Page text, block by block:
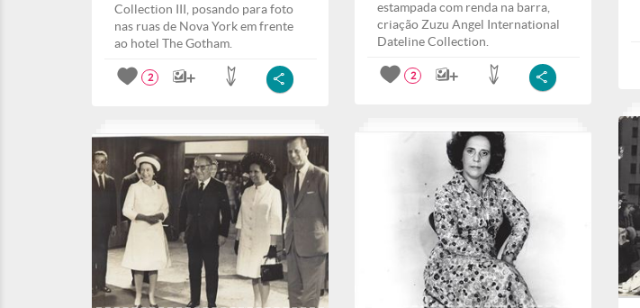
Collection III, posando para foto
nas ruas de Nova York em frente
ao hotel The Gotham.
2
estampada com renda na barra,
criação Zuzu Angel International
Dateline Collection.
2